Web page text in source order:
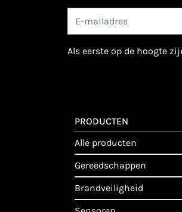
als eerste op de hoogte
PRODUCTEN
alle producten
gereedschappen
brandveiligheid